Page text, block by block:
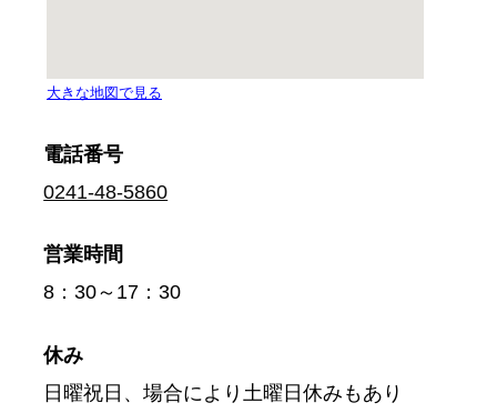
電話番号
0241-48-5860
営業時間
8：30～17：30
休み
日曜祝日、場合により土曜日休みもあり